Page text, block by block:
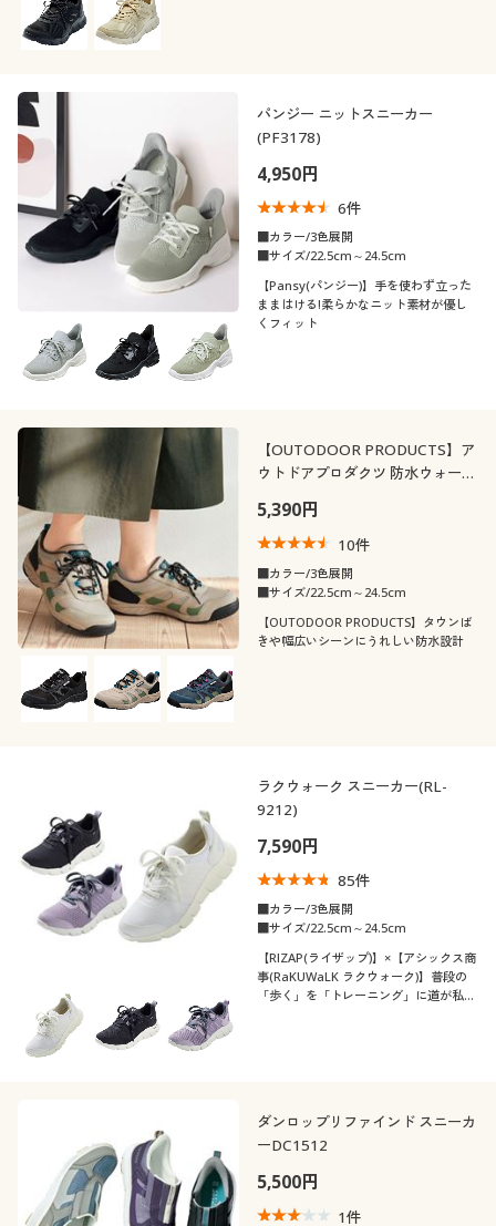
パンジー ニットスニーカー
(PF3178)
4,950円
6件
■カラー/3色展開
■サイズ/22.5cm～24.5cm
【Pansy(パンジー)】手を使わず立った
ままはける!柔らかなニット素材が優し
くフィット
【OUTODOOR PRODUCTS】ア
ウトドアプロダクツ 防水ウォーキ
5,390円
10件
■カラー/3色展開
■サイズ/22.5cm～24.5cm
【OUTODOOR PRODUCTS】タウンば
きや幅広いシーンにうれしい防水設計
ラクウォーク スニーカー(RL-
9212)
7,590円
85件
■カラー/3色展開
■サイズ/22.5cm～24.5cm
【RIZAP(ライザップ)】×【アシックス商
事(RaKUWaLK ラクウォーク)】普段の
「歩く」を「トレーニング」に道が私の
ダンロップリファインド スニーカ
ーDC1512
5,500円
1件